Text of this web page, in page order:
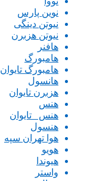
نوین پارس
نیوتن دینگی
نیوتن هزبرن
هافنر
هامبورگ
هامبورگ تایوان
هانسول
هزبرن تایوان
هنس
هنس _تایوان
هنسول
هوا تهران سپه
هویو
هیوندا
واستر